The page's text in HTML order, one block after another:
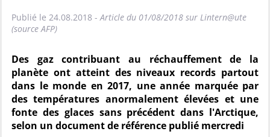
Publié le 24.08.2018 -Article du 01/08/2018 sur Lintern@ute
(source AFP)
Des gaz contribuant au réchauffement de la
planète ont atteint des niveaux records partout
dans le monde en 2017, une année marquée par
des températures anormalement élevées et une
fonte des glaces sans précédent dans l'Arctique,
selon un document de référence publié mercredi